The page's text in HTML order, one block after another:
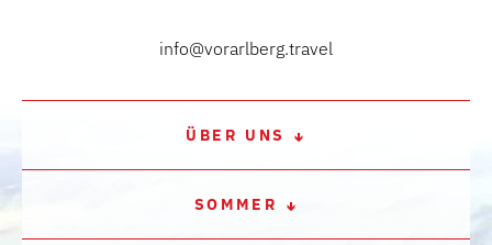
info@vorarlberg.travel
ÜBER UNS
SOMMER